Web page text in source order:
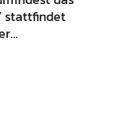
stattfindet